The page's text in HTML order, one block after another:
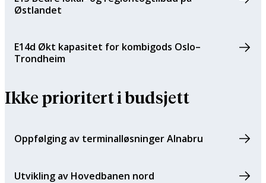
Østlandet
E14d Økt kapasitet for kombigods Oslo–
Trondheim
Ikke prioritert i budsjett
Oppfølging av terminalløsninger Alnabru
Utvikling av Hovedbanen nord